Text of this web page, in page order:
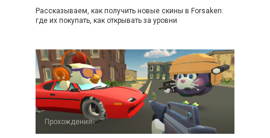
Рассказываем, как получить новые скины в Forsaken:
где их покупать, как открывать за уровни
Прохождения